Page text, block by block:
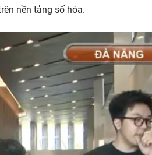
nền tảng số hóa.